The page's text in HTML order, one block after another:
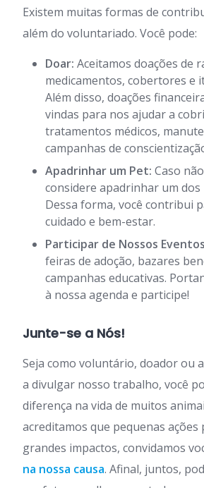
Existem muitas formas de
além do voluntariado. Você pode:
Doar: Aceitamos doações de
medicamentos, cobertores e
Além disso, doações
vindas para nos ajudar a
tratamentos médicos,
campanhas de
Apadrinhar um Pet: Caso
considere apadrinhar um dos
Dessa forma, você contribui
cuidado e bem-estar.
Participar de Nossos
feiras de adoção, bazares
campanhas educativas.
à nossa agenda e participe!
Junte-se a Nós!
Seja como voluntário, doador ou
a divulgar nosso trabalho, você
diferença na vida de muitos
acreditamos que pequenas ações
grandes impactos, convidamos
na nossa causa. Afinal, juntos,